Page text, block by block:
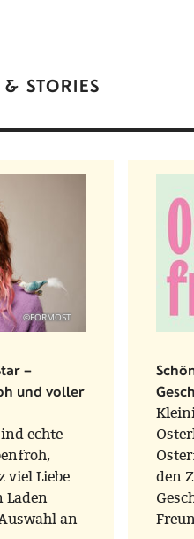
STORIES
©FORMOST
–
und voller
echte
Liebe
Laden
an
den